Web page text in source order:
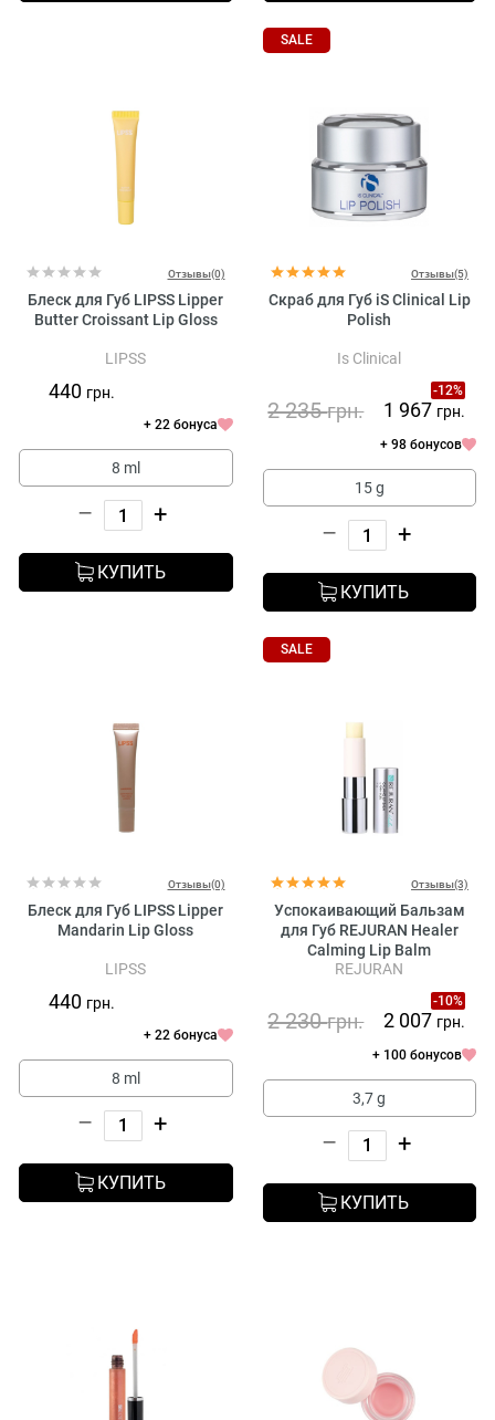
Отзывы(0)
Блеск для Губ LIPSS Lipper
Butter Croissant Lip Gloss
LIPSS
440 грн.
+ 22 бонуса
8 ml
– +
КУПИТЬ
SALE
Отзывы(5)
Скраб для Губ iS Clinical Lip
Polish
Is Clinical
-12%
2 235грн. 1 967 грн.
+ 98 бонусов
15 g
– +
КУПИТЬ
Отзывы(0)
Блеск для Губ LIPSS Lipper
Mandarin Lip Gloss
LIPSS
440 грн.
+ 22 бонуса
8 ml
– +
КУПИТЬ
SALE
Отзывы(3)
Успокаивающий Бальзам
для Губ REJURAN Healer
Calming Lip Balm
REJURAN
-10%
2 230грн. 2 007 грн.
+ 100 бонусов
3,7 g
– +
КУПИТЬ